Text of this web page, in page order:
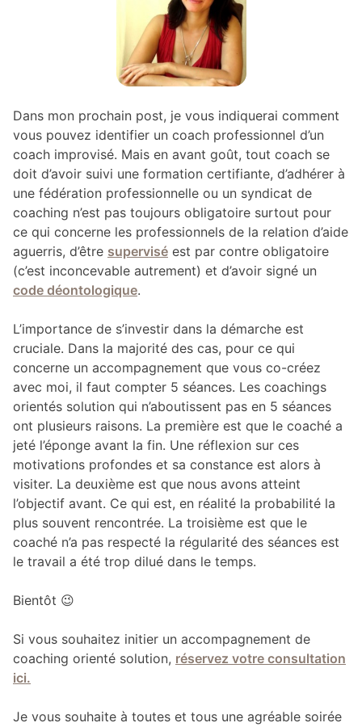
Dans mon prochain post, je vous indiquerai comment
vous pouvez identifier un coach professionnel d’un
coach improvisé. Mais en avant goût, tout coach se
doit d’avoir suivi une formation certifiante, d’adhérer à
une fédération professionnelle ou un syndicat de
coaching n’est pas toujours obligatoire surtout pour
ce qui concerne les professionnels de la relation d’aide
aguerris, d’être supervisé est par contre obligatoire
(c’est inconcevable autrement) et d’avoir signé un
code déontologique.
L’importance de s’investir dans la démarche est
cruciale. Dans la majorité des cas, pour ce qui
concerne un accompagnement que vous co-créez
avec moi, il faut compter 5 séances. Les coachings
orientés solution qui n’aboutissent pas en 5 séances
ont plusieurs raisons. La première est que le coaché a
jeté l’éponge avant la fin. Une réflexion sur ces
motivations profondes et sa constance est alors à
visiter. La deuxième est que nous avons atteint
l’objectif avant. Ce qui est, en réalité la probabilité la
plus souvent rencontrée. La troisième est que le
coaché n’a pas respecté la régularité des séances est
le travail a été trop dilué dans le temps.
Bientôt 😉
Si vous souhaitez initier un accompagnement de
coaching orienté solution, réservez votre consultation
ici.
Je vous souhaite à toutes et tous une agréable soirée